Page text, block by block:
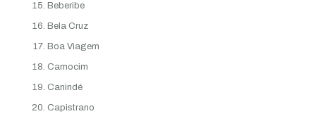
Beberibe
Bela Cruz
Boa Viagem
Camocim
Canindé
Capistrano